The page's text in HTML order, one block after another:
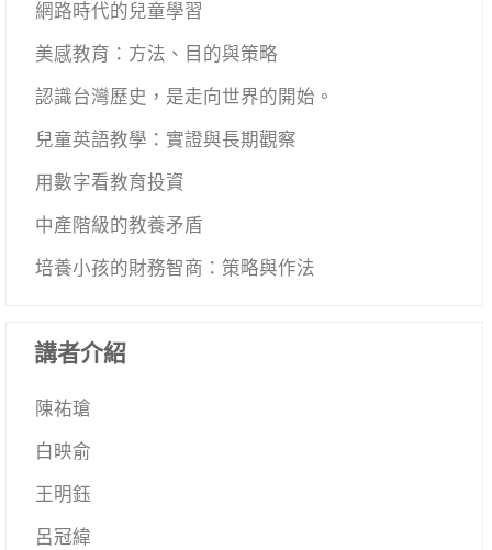
網路時代的兒童學習
美感教育：方法、目的與策略
認識台灣歷史，是走向世界的開始。
兒童英語教學：實證與長期觀察
用數字看教育投資
中產階級的教養矛盾
培養小孩的財務智商：策略與作法
講者介紹
陳祐瑲
白映俞
王明鈺
呂冠緯